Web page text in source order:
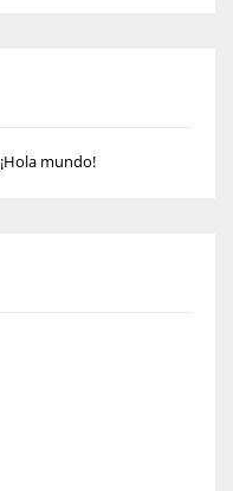
¡Hola mundo!